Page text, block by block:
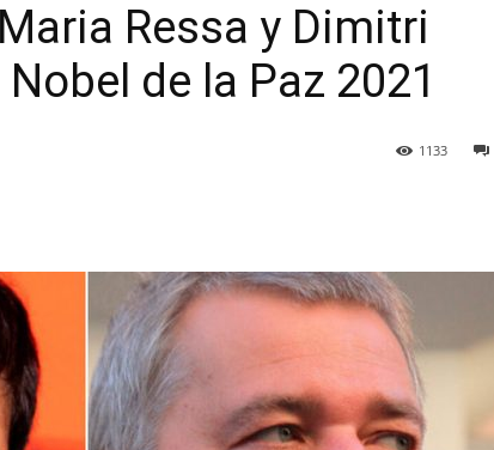
Ressa y Dimitri
de la Paz 2021
1133